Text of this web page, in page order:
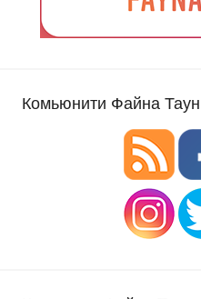
Комьюнити Файна Таун